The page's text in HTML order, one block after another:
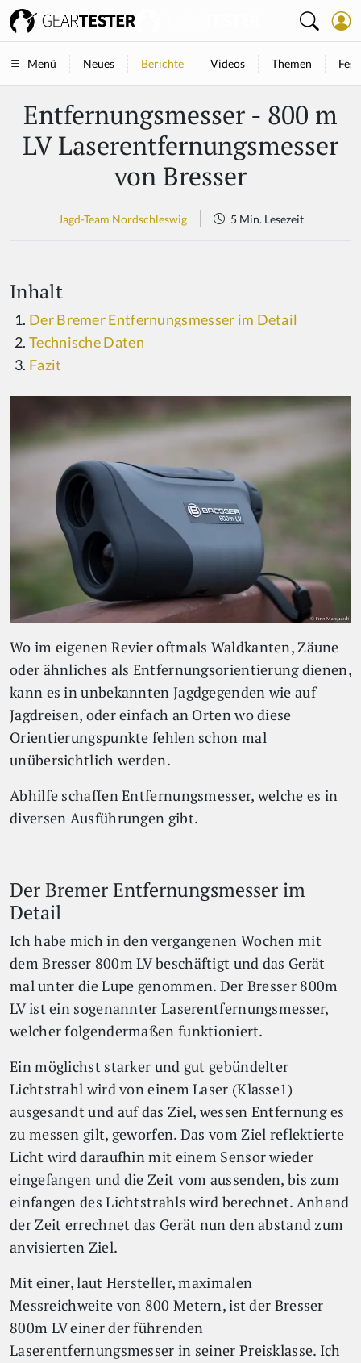
Menü Neues Berichte Videos Themen
Entfernungsmesser - 800 m
LV Laserentfernungsmesser
von Bresser
Jagd-Team Nordschleswig 5 Min. Lesezeit
Inhalt
Der Bremer Entfernungsmesser im Detail
Technische Daten
Fazit
Wo im eigenen Revier oftmals Waldkanten, Zäune
oder ähnliches als Entfernungsorientierung dienen,
kann es in unbekannten Jagdgegenden wie auf
Jagdreisen, oder einfach an Orten wo diese
Orientierungspunkte fehlen schon mal
unübersichtlich werden.
Abhilfe schaffen Entfernungsmesser, welche es in
diversen Ausführungen gibt.
Der Bremer Entfernungsmesser im
Detail
Ich habe mich in den vergangenen Wochen mit
dem Bresser 800m LV beschäftigt und das Gerät
mal unter die Lupe genommen. Der Bresser 800m
LV ist ein sogenannter Laserentfernungsmesser,
welcher folgendermaßen funktioniert.
Ein möglichst starker und gut gebündelter
Lichtstrahl wird von einem Laser (Klasse1)
ausgesandt und auf das Ziel, wessen Entfernung es
zu messen gilt, geworfen. Das vom Ziel reflektierte
Licht wird daraufhin mit einem Sensor wieder
eingefangen und die Zeit vom aussenden, bis zum
einfangen des Lichtstrahls wird berechnet. Anhand
der Zeit errechnet das Gerät nun den abstand zum
anvisierten Ziel.
Mit einer, laut Hersteller, maximalen
Messreichweite von 800 Metern, ist der Bresser
800m LV einer der führenden
Laserentfernungsmesser in seiner Preisklasse. Ich